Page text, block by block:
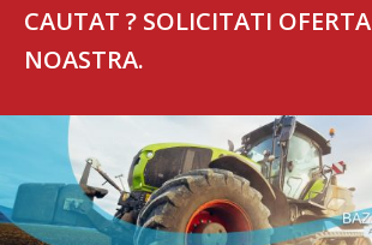
CAUTAT ? SOLICITATI OFERTA
NOASTRA.